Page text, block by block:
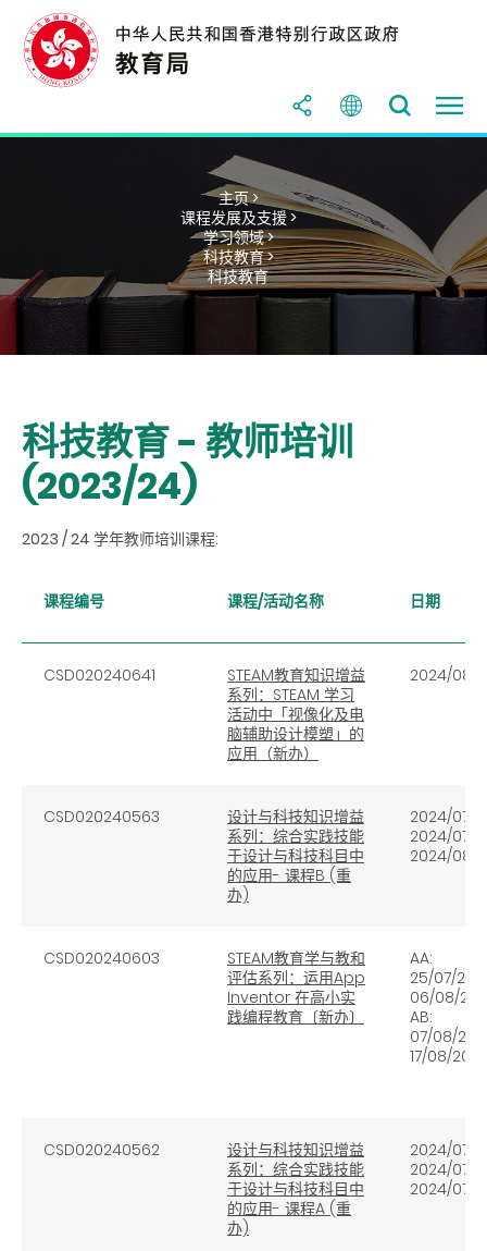
主页 >
课程发展及支援 >
学习领域 >
科技教育 >
科技教育
科技教育 - 教师培训
(2023/24)
2023 / 24 学年教师培训课程:
课程编号 课程/活动名称 日期
CSD020240641
STEAM教育知识增益
系列：STEAM 学习
活动中「视像化及电
脑辅助设计模塑」的
应用（新办）
2024/08/
CSD020240563
设计与科技知识增益
系列：综合实践技能
于设计与科技科目中
的应用- 课程B (重
办)
2024/07/
2024/07/
2024/08/
CSD020240603
STEAM教育学与教和
评估系列：运用App
Inventor 在高小实
践编程教育〔新办〕
AA:
25/07/
06/08/
AB:
07/08/
17/08/
CSD020240562
设计与科技知识增益
系列：综合实践技能
于设计与科技科目中
的应用- 课程A (重
办)
2024/07/
2024/07/
2024/07/